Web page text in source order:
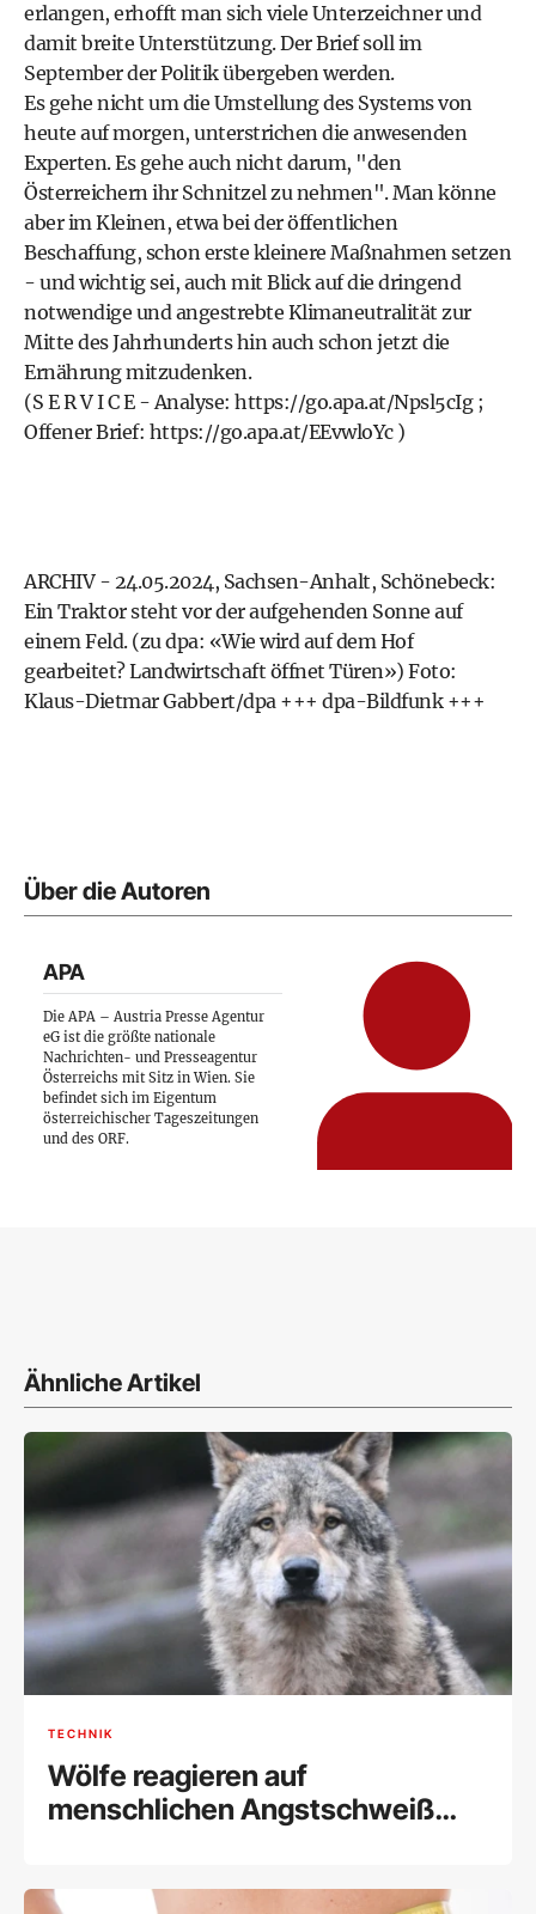
erlangen, erhofft man sich viele Unterzeichner und
damit breite Unterstützung. Der Brief soll im
September der Politik übergeben werden.
Es gehe nicht um die Umstellung des Systems von
heute auf morgen, unterstrichen die anwesenden
Experten. Es gehe auch nicht darum, "den
Österreichern ihr Schnitzel zu nehmen". Man könne
aber im Kleinen, etwa bei der öffentlichen
Beschaffung, schon erste kleinere Maßnahmen setzen
- und wichtig sei, auch mit Blick auf die dringend
notwendige und angestrebte Klimaneutralität zur
Mitte des Jahrhunderts hin auch schon jetzt die
Ernährung mitzudenken.
(S E R V I C E - Analyse: https://go.apa.at/Npsl5cIg;
Offener Brief: https://go.apa.at/EEvwloYc)
ARCHIV - 24.05.2024, Sachsen-Anhalt, Schönebeck:
Ein Traktor steht vor der aufgehenden Sonne auf
einem Feld. (zu dpa: «Wie wird auf dem Hof
gearbeitet? Landwirtschaft öffnet Türen») Foto:
Klaus-Dietmar Gabbert/dpa +++ dpa-Bildfunk +++
Über die Autoren
APA
Die APA – Austria Presse Agentur
eG ist die größte nationale
Nachrichten- und Presseagentur
Österreichs mit Sitz in Wien. Sie
befindet sich im Eigentum
österreichischer Tageszeitungen
und des ORF.
Ähnliche Artikel
TECHNIK
Wölfe reagieren auf
menschlichen Angstschweiß